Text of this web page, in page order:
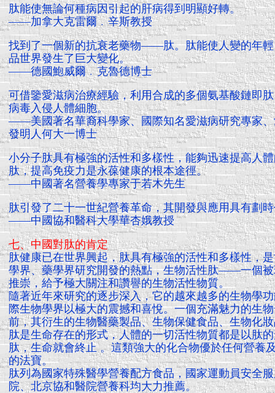
肽能使無論何種病因引起的肝病得到明顯好轉。
——加拿大克雷爾﹒辛斯教授
找到了一個新的抗衰老藥物——肽。肽能使人變的年
品世界發生了巨大變化。
——德國鮑威爾﹒克魯德博士
可借鑒愛滋病治療經驗，利用合成的多個氨基酸鏈即
病毒入侵人體細胞。
——美國著名華裔科學家、國際知名愛滋病研究專家、
發明人何大一博士
小分子肽具有極強的活性和多樣性，能夠迅速提高人
肽，提高免疫力是永葆健康的根本途徑。
——中國著名營養學專家于若木先生
肽引發了二十一世紀營養革命，其開發與應用具有劃
——中國協和醫科大學華杏娥教授
七、中國對肽的肯定
肽健康已在世界興起，肽具有極強的活性和多樣性，
學界、藥學界研究開發的熱點，生物活性肽——一個
推崇，給予極大關注和讚譽的生物活性物質。
隨著近年來研究的逐步深入，它的越來越多的生物學
際生物學界以極大的震撼和喜悅。一個充滿魅力的生
前，其衍生的生物醫藥製品、生物保健食品、生物化
肽是生命存在的形式，人體的一切活性物質都是以肽
肽，生命就會終止 。這類強大的化合物優於任何營養
的法寶。
肽列為國家特殊醫學營養配方食品，國家運動員安全
院、北京協和醫院營養科均大力推薦。